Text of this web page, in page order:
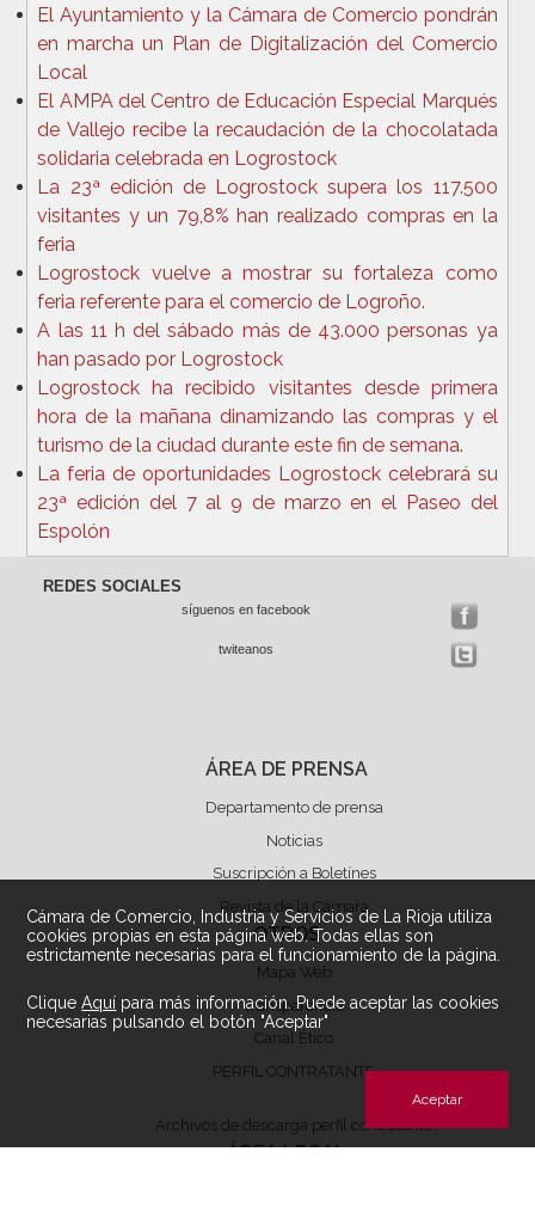
Cámara de Comercio, Industria y Servicios de La Rioja utiliza
cookies propias en esta página web. Todas ellas son
estrictamente necesarias para el funcionamiento de la página.
CliqueAquí para más información. Puede aceptar las cookies
necesarias pulsando el botón "Aceptar"
Aceptar
El Ayuntamiento y la Cámara de Comercio pondrán
en marcha un Plan de Digitalización del Comercio
Local
El AMPA del Centro de Educación Especial Marqués
de Vallejo recibe la recaudación de la chocolatada
solidaria celebrada en Logrostock
La 23ª edición de Logrostock supera los 117.500
visitantes y un 79,8% han realizado compras en la
feria
Logrostock vuelve a mostrar su fortaleza como
feria referente para el comercio de Logroño.
A las 11 h del sábado más de 43.000 personas ya
han pasado por Logrostock
Logrostock ha recibido visitantes desde primera
hora de la mañana dinamizando las compras y el
turismo de la ciudad durante este fin de semana.
La feria de oportunidades Logrostock celebrará su
23ª edición del 7 al 9 de marzo en el Paseo del
Espolón
REDES SOCIALES
síguenos en facebook
twiteanos
ÁREA DE PRENSA
Departamento de prensa
Noticias
Suscripción a Boletínes
Revista de la Cámara
OTROS
Mapa Web
Transparencia
Canal Ético
PERFIL CONTRATANTE
Archivos de descarga perfil contratante
ÁREA LEGAL